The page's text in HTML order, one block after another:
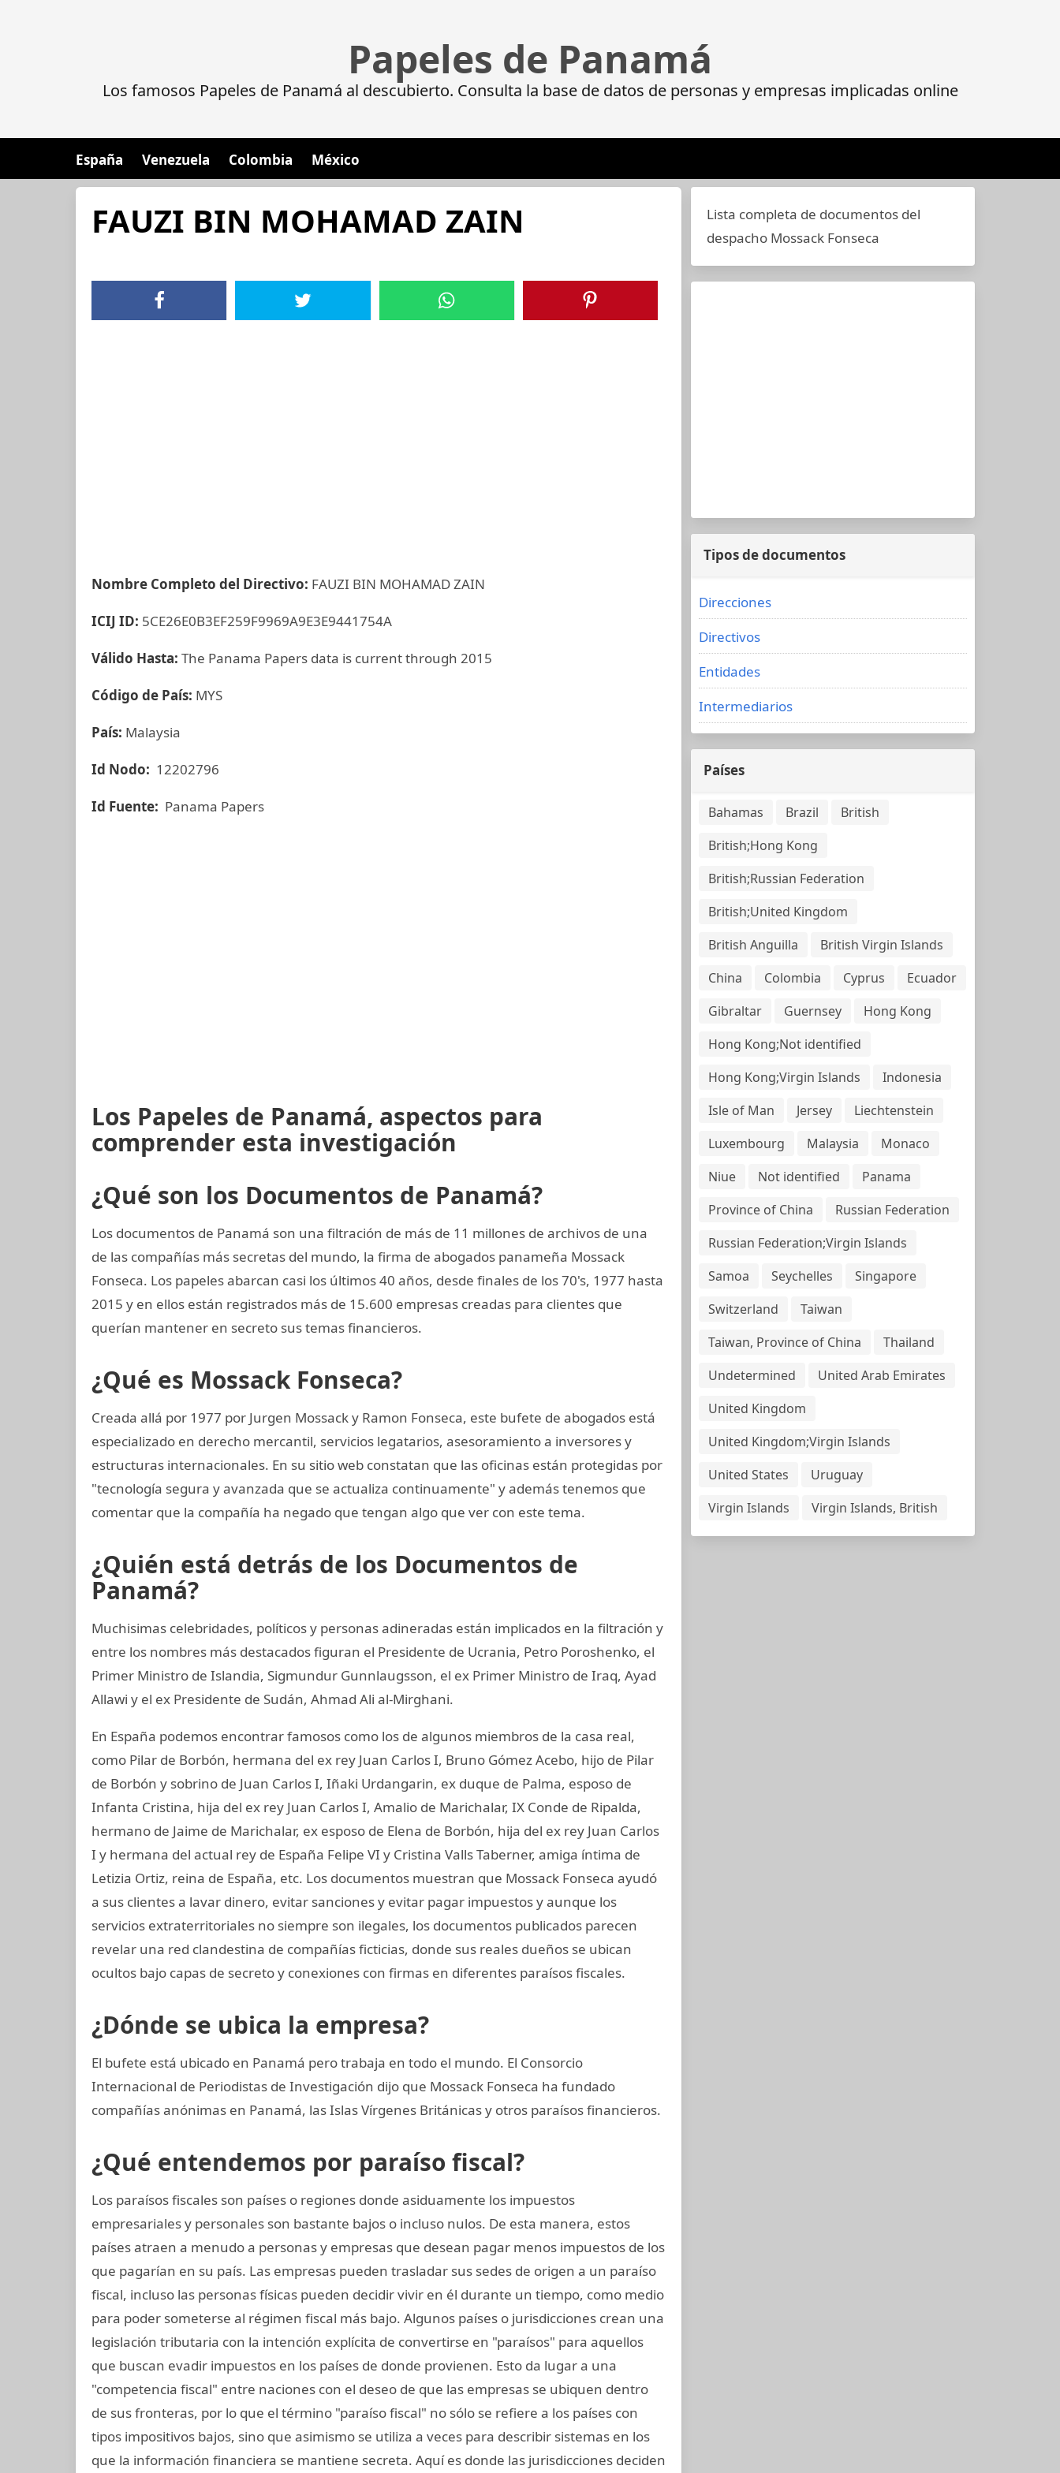
Papeles de Panamá
Los famosos Papeles de Panamá al descubierto. Consulta la base de datos de personas y empresas implicadas online
España Venezuela Colombia México
FAUZI BIN MOHAMAD ZAIN
Nombre Completo del Directivo: FAUZI BIN MOHAMAD ZAIN
ICIJ ID: 5CE26E0B3EF259F9969A9E3E9441754A
Válido Hasta: The Panama Papers data is current through 2015
Código de País: MYS
País: Malaysia
Id Nodo: 12202796
Id Fuente: Panama Papers
Los Papeles de Panamá, aspectos para
comprender esta investigación
¿Qué son los Documentos de Panamá?
Los documentos de Panamá son una filtración de más de 11 millones de archivos de una
de las compañías más secretas del mundo, la firma de abogados panameña Mossack
Fonseca. Los papeles abarcan casi los últimos 40 años, desde finales de los 70's, 1977 hasta
2015 y en ellos están registrados más de 15.600 empresas creadas para clientes que
querían mantener en secreto sus temas financieros.
¿Qué es Mossack Fonseca?
Creada allá por 1977 por Jurgen Mossack y Ramon Fonseca, este bufete de abogados está
especializado en derecho mercantil, servicios legatarios, asesoramiento a inversores y
estructuras internacionales. En su sitio web constatan que las oficinas están protegidas por
"tecnología segura y avanzada que se actualiza continuamente" y además tenemos que
comentar que la compañía ha negado que tengan algo que ver con este tema.
¿Quién está detrás de los Documentos de
Panamá?
Muchisimas celebridades, políticos y personas adineradas están implicados en la filtración y
entre los nombres más destacados figuran el Presidente de Ucrania, Petro Poroshenko, el
Primer Ministro de Islandia, Sigmundur Gunnlaugsson, el ex Primer Ministro de Iraq, Ayad
Allawi y el ex Presidente de Sudán, Ahmad Ali al-Mirghani.
En España podemos encontrar famosos como los de algunos miembros de la casa real,
como Pilar de Borbón, hermana del ex rey Juan Carlos I, Bruno Gómez Acebo, hijo de Pilar
de Borbón y sobrino de Juan Carlos I, Iñaki Urdangarin, ex duque de Palma, esposo de
Infanta Cristina, hija del ex rey Juan Carlos I, Amalio de Marichalar, IX Conde de Ripalda,
hermano de Jaime de Marichalar, ex esposo de Elena de Borbón, hija del ex rey Juan Carlos
I y hermana del actual rey de España Felipe VI y Cristina Valls Taberner, amiga íntima de
Letizia Ortiz, reina de España, etc. Los documentos muestran que Mossack Fonseca ayudó
a sus clientes a lavar dinero, evitar sanciones y evitar pagar impuestos y aunque los
servicios extraterritoriales no siempre son ilegales, los documentos publicados parecen
revelar una red clandestina de compañías ficticias, donde sus reales dueños se ubican
ocultos bajo capas de secreto y conexiones con firmas en diferentes paraísos fiscales.
¿Dónde se ubica la empresa?
El bufete está ubicado en Panamá pero trabaja en todo el mundo. El Consorcio
Internacional de Periodistas de Investigación dijo que Mossack Fonseca ha fundado
compañías anónimas en Panamá, las Islas Vírgenes Británicas y otros paraísos financieros.
¿Qué entendemos por paraíso fiscal?
Los paraísos fiscales son países o regiones donde asiduamente los impuestos
empresariales y personales son bastante bajos o incluso nulos. De esta manera, estos
países atraen a menudo a personas y empresas que desean pagar menos impuestos de los
que pagarían en su país. Las empresas pueden trasladar sus sedes de origen a un paraíso
fiscal, incluso las personas físicas pueden decidir vivir en él durante un tiempo, como medio
para poder someterse al régimen fiscal más bajo. Algunos países o jurisdicciones crean una
legislación tributaria con la intención explícita de convertirse en "paraísos" para aquellos
que buscan evadir impuestos en los países de donde provienen. Esto da lugar a una
"competencia fiscal" entre naciones con el deseo de que las empresas se ubiquen dentro
de sus fronteras, por lo que el término "paraíso fiscal" no sólo se refiere a los países con
tipos impositivos bajos, sino que asimismo se utiliza a veces para describir sistemas en los
que la información financiera se mantiene secreta. Aquí es donde las jurisdicciones deciden
Lista completa de documentos del
despacho Mossack Fonseca
Tipos de documentos
Direcciones
Directivos
Entidades
Intermediarios
Países
Bahamas Brazil
British
British;Hong Kong
British;Russian Federation
British;United Kingdom
British Anguilla
British Virgin Islands
China
Colombia Cyprus
Ecuador
Gibraltar
Guernsey
Hong Kong
Hong Kong;Not identified
Hong Kong;Virgin Islands
Indonesia
Isle of Man
Jersey
Liechtenstein
Luxembourg
Malaysia
Monaco
Niue
Not identified
Panama
Province of China
Russian Federation
Russian Federation;Virgin Islands
Samoa
Seychelles
Singapore
Switzerland
Taiwan
Taiwan, Province of China
Thailand
Undetermined
United Arab Emirates
United Kingdom
United Kingdom;Virgin Islands
United States
Uruguay
Virgin Islands
Virgin Islands, British